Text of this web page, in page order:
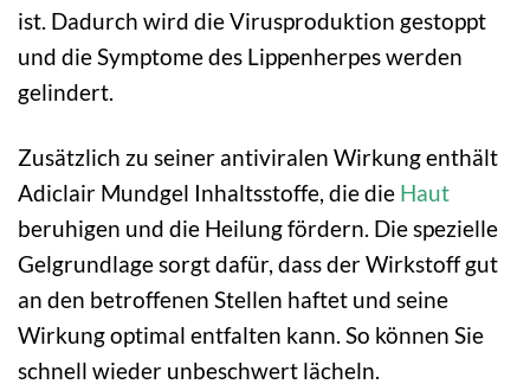
ist. Dadurch wird die Virusproduktion gestoppt
und die Symptome des Lippenherpes werden
gelindert.
Zusätzlich zu seiner antiviralen Wirkung enthält
Adiclair Mundgel Inhaltsstoffe, die die Haut
beruhigen und die Heilung fördern. Die spezielle
Gelgrundlage sorgt dafür, dass der Wirkstoff gut
an den betroffenen Stellen haftet und seine
Wirkung optimal entfalten kann. So können Sie
schnell wieder unbeschwert lächeln.